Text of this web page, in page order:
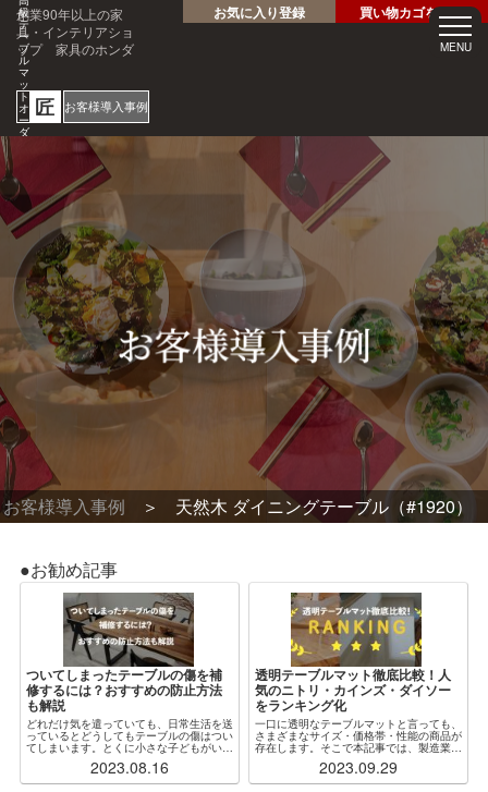
創業90年以上の家
具・インテリアショ
ップ 家具のホンダ
級
テ
ー
ブ
ル
マ
ッ
ト
オ
ー
ダ
ズ
専
店
匠 お客様導入事例
ホテル・レストラン・企業
様の大事なテーブルを傷・
汚れから守る！
サン
プル
請求
1mm
単位
オー
ダー
サイ
ズ
見積
り
請求
書対
応
短納
期
専門
家対
応
ご注文・ご
質問はお気
軽にどうぞ
0120-46-
5054
netjigyoubu@seneso.jp
受付時間：
18:30
お気に入り登録 買い物カゴを見る
MENU
お客様導入事例 天然木 ダイニングテーブル（#1920）
●お勧め記事
ついてしまったテーブルの傷を補
修するには？おすすめの防止方法
も解説
どれだけ気を遣っていても、日常生活を送
っているとどうしてもテーブルの傷はつい
てしまいます。とくに小さな子どもがいる
場合、ふとしたことがきっかけで木製・ガ
ラス製問わず傷だらけになってしまうこと
もしばしばです。傷をつけないように注意
2023.08.16
透明テーブルマット徹底比較！人
気のニトリ・カインズ・ダイソー
をランキング化
一口に透明なテーブルマットと言っても、
さまざまなサイズ・価格帯・性能の商品が
存在します。そこで本記事では、製造業者
からも見解をもらいつつ、特に人気な各社
の透明テーブルマットを厳選・比較し、ラ
ンキング化しました。加えて、「自分の状
2023.09.29